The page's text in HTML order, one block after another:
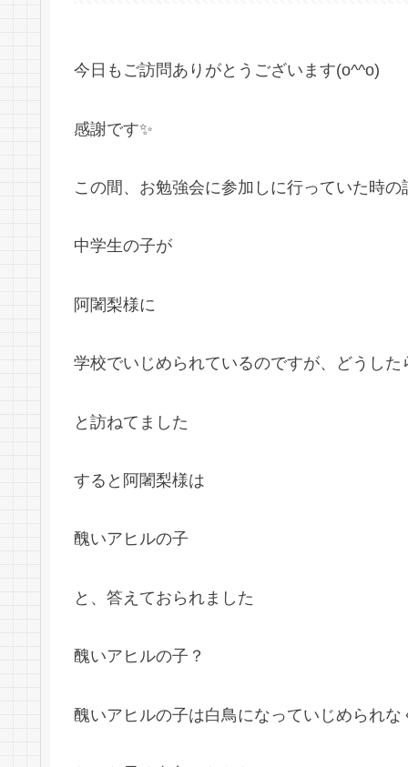
今日もご訪問ありがとうございます(o^^o)
感謝です✨
この間、お勉強会に参加しに行っていた時の
中学生の子が
阿闍梨様に
学校でいじめられているのですが、どうした
と訪ねてました
すると阿闍梨様は
醜いアヒルの子
と、答えておられました
醜いアヒルの子？
醜いアヒルの子は白鳥になっていじめられな